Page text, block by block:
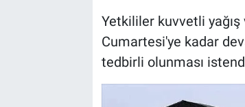
Yetkililer kuvvetli yağış
Cumartesi'ye kadar
tedbirli olunması